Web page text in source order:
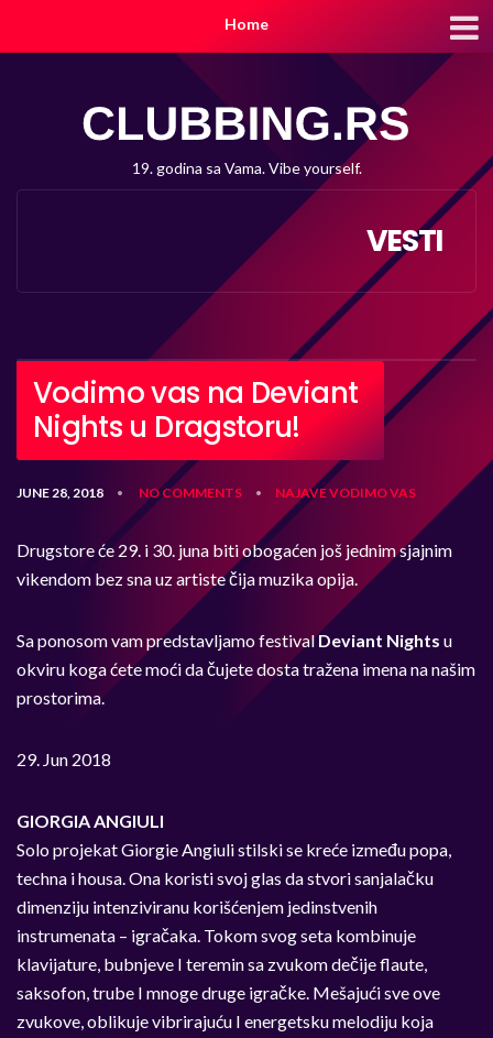
Home
19. godina sa Vama. Vibe yourself.
VESTI
Vodimo vas na Deviant
Nights u Dragstoru!
JUNE 28, 2018 • NO COMMENTS • NAJAVEVODIMO VAS
Drugstore će 29. i 30. juna biti obogaćen još jednim sjajnim
vikendom bez sna uz artiste čija muzika opija.
Sa ponosom vam predstavljamo festivalDeviant Nights u
okviru koga ćete moći da čujete dosta tražena imena na našim
prostorima.
29. Jun 2018
GIORGIA ANGIULI
Solo projekat Giorgie Angiuli stilski se kreće između popa,
techna i housa. Ona koristi svoj glas da stvori sanjalačku
dimenziju intenziviranu korišćenjem jedinstvenih
instrumenata – igračaka. Tokom svog seta kombinuje
klavijature, bubnjeve I teremin sa zvukom dečije flaute,
saksofon, trube I mnoge druge igračke. Mešajući sve ove
zvukove, oblikuje vibrirajuću I energetsku melodiju koja